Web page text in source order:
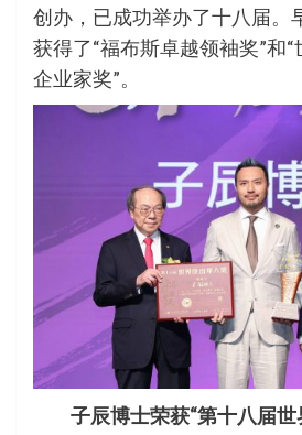
创办，已成功举办了十八届。
获得了“福布斯卓越领袖奖”和
企业家奖”。
子辰博士荣获“第十八届